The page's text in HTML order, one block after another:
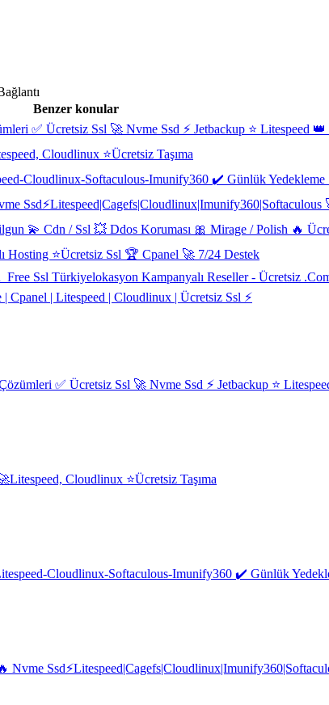
Benzer konular
✅ Ücretsiz Ssl 🚀 Nvme Ssd ⚡ Jetbackup ⭐ Litespeed
Cloudlinux ⭐Ücretsiz Taşıma
Cloudlinux-Softaculous-Imunify360 ✔️ Günlük Yedekleme
💫 Cdn / Ssl 💥 Ddos Koruması 🎀 Mirage / Polish 🔥
Hosting ⭐Ücretsiz Ssl 🏆 Cpanel 🚀 7/24 Destek
Ssl Türkiyelokasyon Kampanyalı Reseller - Ücretsiz
Cpanel | Litespeed | Cloudlinux | Ücretsiz Ssl ⚡
✅ Ücretsiz Ssl 🚀 Nvme Ssd ⚡ Jetbackup ⭐
Cloudlinux ⭐Ücretsiz Taşıma
Cloudlinux-Softaculous-Imunify360 ✔️ Günlük
Nvme